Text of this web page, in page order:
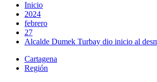
Inicio
2024
febrero
27
Alcalde Dumek Turbay dio inicio al
Cartagena
Región